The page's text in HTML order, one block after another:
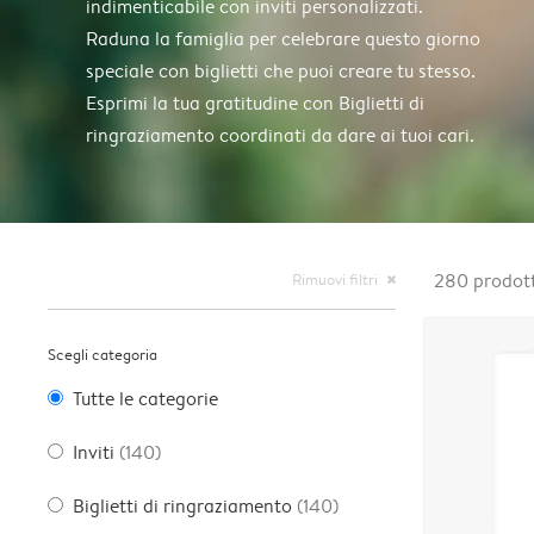
indimenticabile con inviti personalizzati.
Raduna la famiglia per celebrare questo giorno
speciale con biglietti che puoi creare tu stesso.
Esprimi la tua gratitudine con Biglietti di
ringraziamento coordinati da dare ai tuoi cari.
Rimuovi filtri close
Scegli categoria
Tutte le categorie
Inviti (140)
Biglietti di ringraziamento (140)
280